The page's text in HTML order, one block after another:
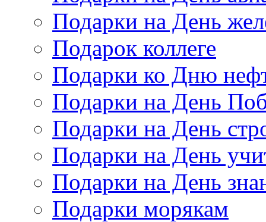
Подарки на День
Подарок коллеге
Подарки ко Дню
Подарки на День
Подарки на День
Подарки на День
Подарки на День
Подарки морякам